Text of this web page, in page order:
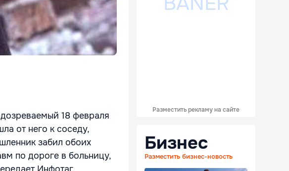
18 февраля
от него к соседу,
забил обоих
по дороге в больницу,
Разместить рекламу на сайте
Бизнес
Разместить бизнес-новость